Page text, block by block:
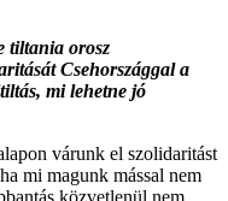
tiltania orosz
Csehországgal a
mi lehetne jó
várunk el szolidaritást
mi magunk mással nem
közvetlenül nem